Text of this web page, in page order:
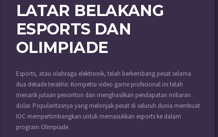
LATAR BELAKANG
ESPORTS DAN
OLIMPIADE
Esports, atau olahraga elektronik, telah berkembang pesat selama
dua dekade terakhir. Kompetisi video game profesional ini telah
menarik jutaan penonton dan menghasilkan pendapatan miliaran
dolar. Popularitasnya yang melonjak pesat di seluruh dunia membuat
IOC mempertimbangkan untuk memasukkan esports ke dalam
program Olimpiade.